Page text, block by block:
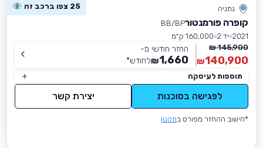
נתניה 25 צפו ברכב זה
קופרה פורמנטורBB/BP
2021 יד 2
160,000 ק״מ
145,900 ₪
140,900
₪
החזר חודשי מ-
1,660
₪לחודש*
תוספות לעיסקה
לפגישה בסוכנות יצירת קשר
*חישוב ההחזר מפורט בתקנון